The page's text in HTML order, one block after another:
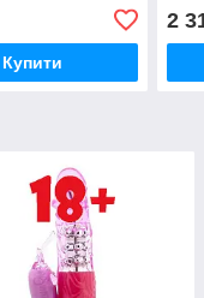
Купити
2